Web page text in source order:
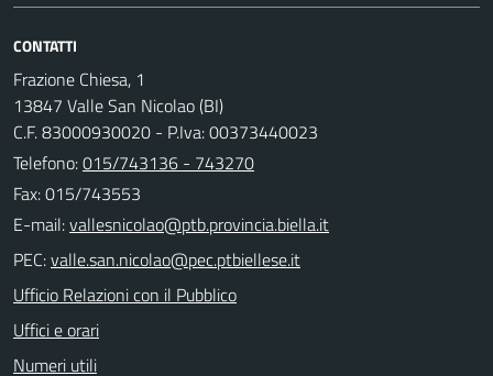
CONTATTI
Frazione Chiesa, 1
13847 Valle San Nicolao (BI)
C.F. 83000930020 - P.Iva: 00373440023
Telefono:015/743136 - 743270
Fax: 015/743553
E-mail:
PEC:
Ufficio Relazioni con il Pubblico
Uffici e orari
Numeri utili